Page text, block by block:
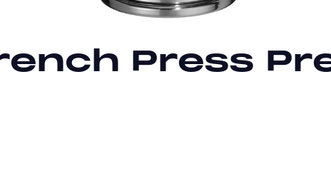
Press